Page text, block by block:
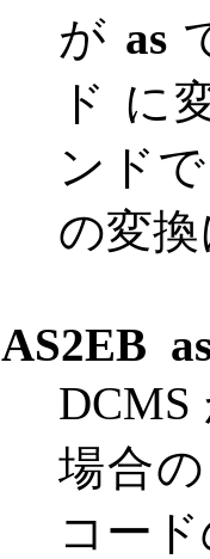
が as
ド に
ンド
の変
AS2EB
DCMS
場合
コー